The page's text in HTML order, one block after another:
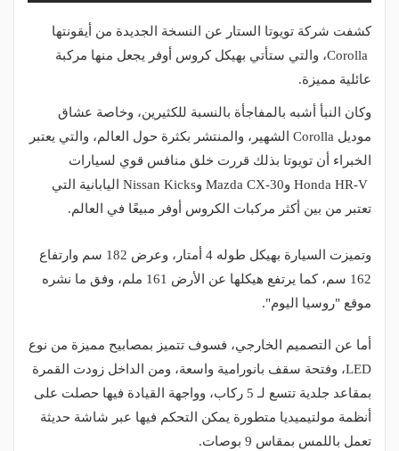
كشفت شركة تويوتا الستار عن النسخة الجديدة من أيقونتها
Corolla، والتي ستأتي بهيكل كروس أوفر يجعل منها مركبة
عائلية مميزة.
وكان النبأ أشبه بالمفاجأة بالنسبة للكثيرين، وخاصة عشاق
موديل Corolla الشهير، والمنتشر بكثرة حول العالم، والتي يعتبر
الخبراء أن تويوتا بذلك قررت خلق منافس قوي لسيارات
Honda HR-V وMazda CX-30 وNissan Kicks اليابانية التي
تعتبر من بين أكثر مركبات الكروس أوفر مبيعًا في العالم.
وتميزت السيارة بهيكل طوله 4 أمتار، وعرض 182 سم وارتفاع
162 سم، كما يرتفع هيكلها عن الأرض 161 ملم، وفق ما نشره
موقع "روسيا اليوم".
أما عن التصميم الخارجي، فسوف تتميز بمصابيح مميزة من نوع
LED، وفتحة سقف بانورامية واسعة، ومن الداخل زودت القمرة
بمقاعد جلدية تتسع لـ 5 ركاب، وواجهة القيادة فيها حصلت على
أنظمة مولتيميديا متطورة يمكن التحكم فيها عبر شاشة حديثة
تعمل باللمس بمقاس 9 بوصات.